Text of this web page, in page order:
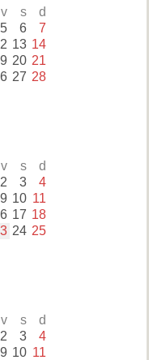
v s d
5 6 7
13 14
20 21
27 28
v s d
2 3 4
9 10 11
17 18
24 25
v s d
2 3 4
9 10 11